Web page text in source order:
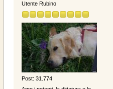
Utente Rubino
Post: 31.774